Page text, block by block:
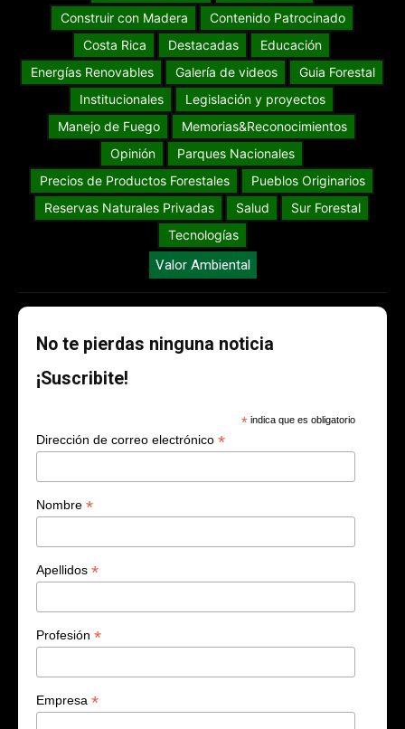
Construir con Madera
Contenido Patrocinado
Costa Rica
Destacadas
Educación
Energías Renovables
Galería de videos
Guia Forestal
Institucionales
Legislación y proyectos
Manejo de Fuego
Memorias&Reconocimientos
Opinión
Parques Nacionales
Precios de Productos Forestales
Pueblos Originarios
Reservas Naturales Privadas
Salud
Sur Forestal
Tecnologías
Valor Ambiental
No te pierdas ninguna noticia
¡Suscribite!
* indica que es obligatorio
Dirección de correo electrónico *
Nombre *
Apellidos *
Profesión *
Empresa *